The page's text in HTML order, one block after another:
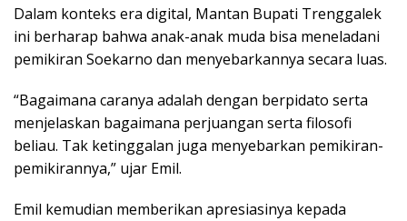
Dalam konteks era digital, Mantan Bupati Trenggalek
ini berharap bahwa anak-anak muda bisa meneladani
pemikiran Soekarno dan menyebarkannya secara luas.
“Bagaimana caranya adalah dengan berpidato serta
menjelaskan bagaimana perjuangan serta filosofi
beliau. Tak ketinggalan juga menyebarkan pemikiran-
pemikirannya,” ujar Emil.
Emil kemudian memberikan apresiasinya kepada